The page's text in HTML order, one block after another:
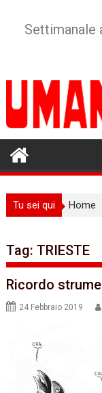
Settimanale
Tu sei qui Home
Tag:TRIESTE
Ricordo
24 Febbraio 2019